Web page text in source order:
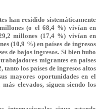
han residido sistemáticamente
(o el 68,4 %) vivían en
millones (17,4 %) vivían en
(10,9 %) en países de ingresos
de bajos ingresos. Si bien hubo
migrantes en países
tanto los países de ingresos altos
mayores oportunidades en el
elevados, siguen siendo los